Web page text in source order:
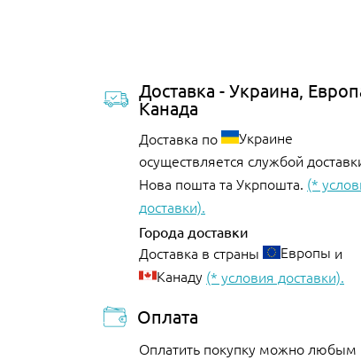
Доставка - Украина,
Канада
Доставка по
Украине
осуществляется службой
Нова пошта та Укрпошта. (*
доставки).
Города доставки
Доставка в страны Европы и
Канаду (* условия доставки).
Оплата
Оплатить покупку можно любым